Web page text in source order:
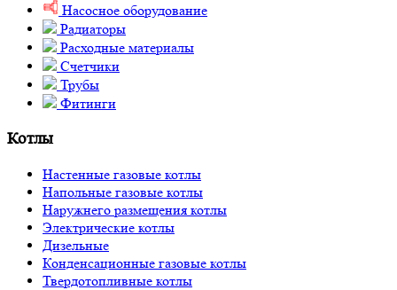
Насосное оборудование
Радиаторы
Расходные материалы
Счетчики
Трубы
Фитинги
Котлы
Настенные газовые котлы
Напольные газовые котлы
Наружнего размещения котлы
Электрические котлы
Дизельные
Конденсационные газовые котлы
Твердотопливные котлы